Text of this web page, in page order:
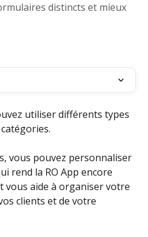
distincts et mieux
utiliser différents types
vous pouvez personnaliser
rend la RO App encore
vous aide à organiser votre
clients et de votre